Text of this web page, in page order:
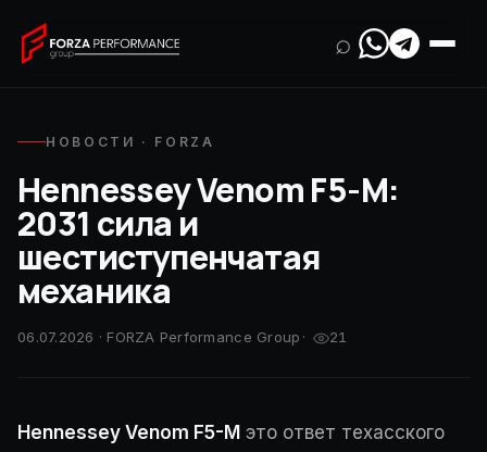
⌕
НОВОСТИ · FORZA
Hennessey Venom F5-M:
2031 сила и
шестиступенчатая
механика
06.07.2026 · FORZA Performance Group · 21
Hennessey Venom F5-M это ответ техасского